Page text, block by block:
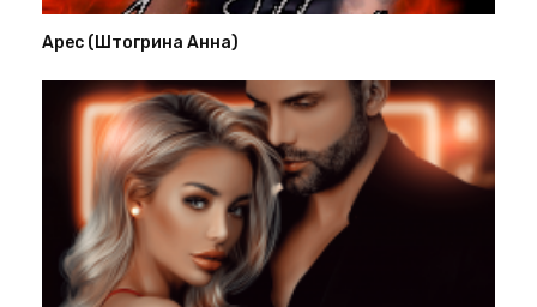
Арес (Штогрина Анна)